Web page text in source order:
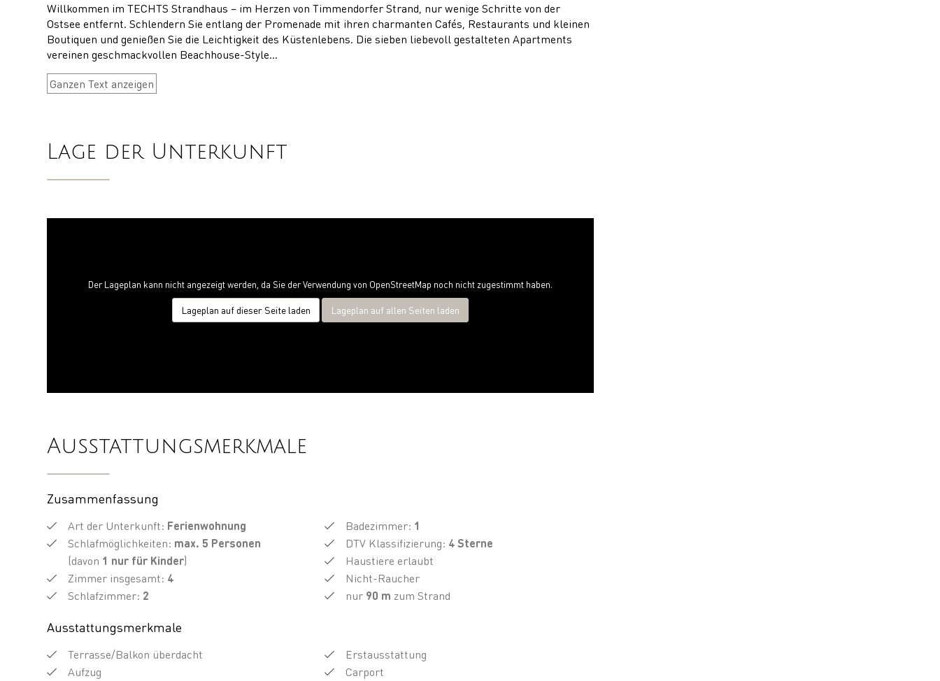
Willkommen im TECHTS Strandhaus – im Herzen von Timmendorfer Strand, nur wenige Schritte von der
Ostsee entfernt. Schlendern Sie entlang der Promenade mit ihren charmanten Cafés, Restaurants und kleinen
Boutiquen und genießen Sie die Leichtigkeit des Küstenlebens. Die sieben liebevoll gestalteten Apartments
vereinen geschmackvollen Beachhouse-Style...
Ganzen Text anzeigen
Lage der Unterkunft
Der Lageplan kann nicht angezeigt werden, da Sie der Verwendung von OpenStreetMap noch nicht zugestimmt haben.
Lageplan auf dieser Seite laden Lageplan auf allen Seiten laden
Ausstattungsmerkmale
Zusammenfassung
Art der Unterkunft: Ferienwohnung
Schlafmöglichkeiten: max. 5 Personen
(davon 1 nur für Kinder)
Zimmer insgesamt: 4
Schlafzimmer: 2
Badezimmer: 1
DTV Klassifizierung: 4Sterne
Haustiere erlaubt
Nicht-Raucher
nur 90 m zum Strand
Ausstattungsmerkmale
Terrasse/Balkon überdacht
Aufzug
Erstausstattung
Carport